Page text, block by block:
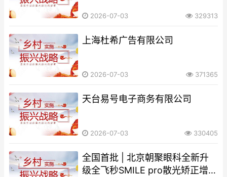
2026-07-03 329313
上海杜希广告有限公司
2026-07-03 371365
天台易号电子商务有限公司
2026-07-03 330405
全国首批 | 北京朝聚眼科全新升
级全飞秒SMILE pro散光矫正增强